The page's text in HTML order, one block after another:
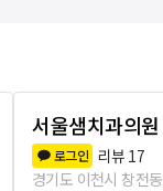
서울샘치과의원
로그인 리뷰 17
경기도 이천시 창전동